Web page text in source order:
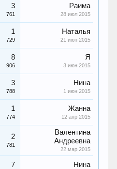
3
761
Раима
28 июл 2015
1
729
Наталья
21 июн 2015
8
906
Я
3 июн 2015
3
788
Нина
1 июн 2015
1
774
Жанна
12 апр 2015
2
781
Валентина
Андреевна
22 мар 2015
7 Нина